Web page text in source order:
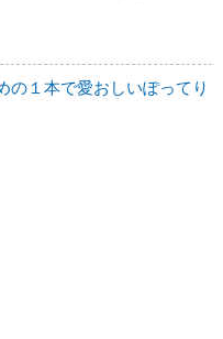
の１本で愛おしいぽってり